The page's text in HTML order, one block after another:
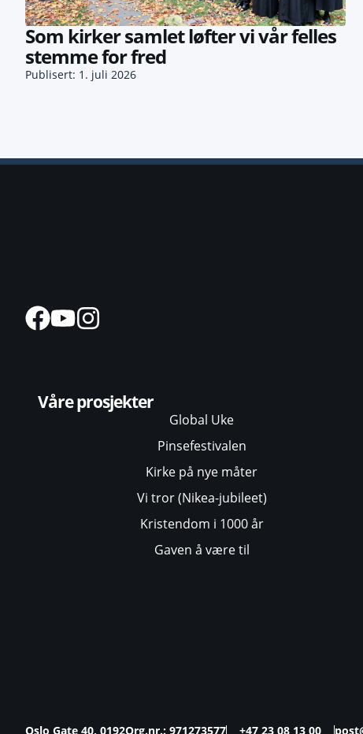
Som kirker samlet løfter vi vår felles
stemme for fred
Publisert: 1. juli 2026
Våre prosjekter
Global Uke
Pinsefestivalen
Kirke på nye måter
Vi tror (Nikea-jubileet)
Kristendom i 1000 år
Gaven å være til
Oslo Gate 40, 0192Org.nr.: 971273577 +47 23 08 13 00